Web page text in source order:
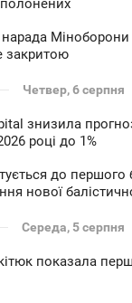
нарада
закритою
Четвер, 6 серпня
знизила
році до 1%
до першого
нової
Середа, 5 серпня
показала